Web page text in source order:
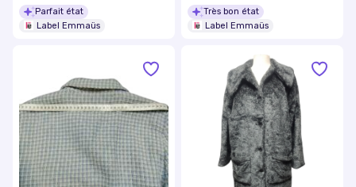
Parfait état
Label Emmaüs
Très bon état
Label Emmaüs